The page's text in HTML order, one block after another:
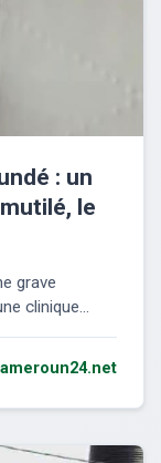
: un
le
grave
clinique...